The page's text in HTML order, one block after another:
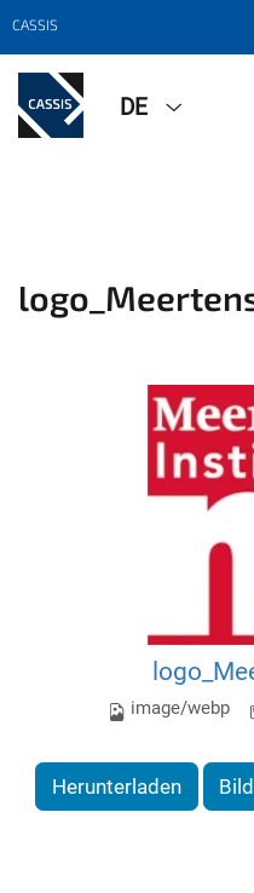
CASSIS
DE
image/webp
Herunterladen